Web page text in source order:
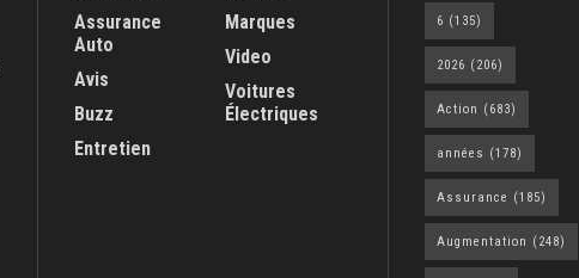
Assurance
Auto
Avis
Buzz
Entretien
Marques
Video
Voitures
Électriques
6 (135)
2026 (206)
Action (683)
années (178)
Assurance (185)
Augmentation (248)